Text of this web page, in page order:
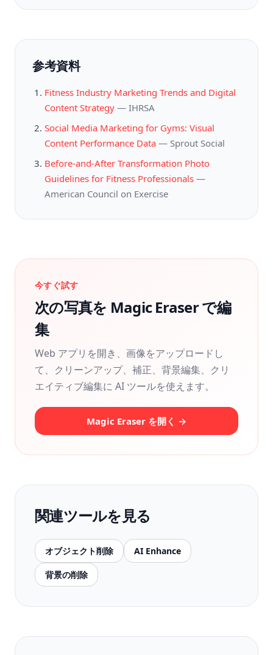
参考資料
Fitness Industry Marketing Trends and Digital
Content Strategy — IHRSA
Social Media Marketing for Gyms: Visual
Content Performance Data — Sprout Social
Before-and-After Transformation Photo
Guidelines for Fitness Professionals —
American Council on Exercise
今すぐ試す
次の写真を Magic Eraser で編
集
Web アプリを開き、画像をアップロードし
て、クリーンアップ、補正、背景編集、クリ
エイティブ編集に AI ツールを使えます。
Magic Eraser を開く →
関連ツールを見る
オブジェクト削除 AI Enhance
背景の削除